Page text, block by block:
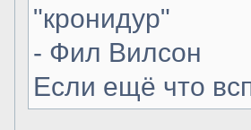
"кронидур"
- Фил Вилсон
Если ещё что